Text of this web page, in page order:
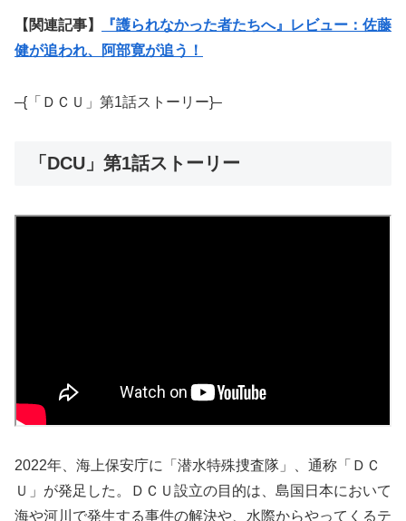
【関連記事】
『護られなかった者たちへ』レビュー：佐藤
健が追われ、阿部寛が追う！
–{「ＤＣＵ」第1話ストーリー}–
「DCU」第1話ストーリー
2022年、海上保安庁に「潜水特殊捜査隊」、通称「ＤＣ
Ｕ」が発足した。ＤＣＵ設立の目的は、島国日本において
海や河川で発生する事件の解決や、水際からやってくるテ